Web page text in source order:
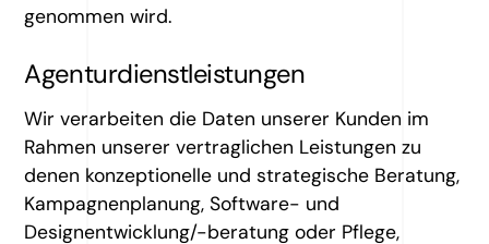
genommen wird.
Agenturdienstleistungen
Wir verarbeiten die Daten unserer Kunden im
Rahmen unserer vertraglichen Leistungen zu
denen konzeptionelle und strategische Beratung,
Kampagnenplanung, Software- und
Designentwicklung/-beratung oder Pflege,